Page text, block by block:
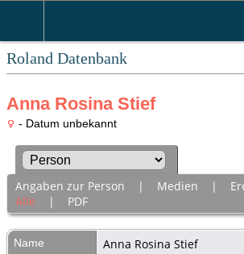
Roland Datenbank
Anna Rosina Stief
- Datum unbekannt
Angaben zur Person | Medien |
Alle | PDF
Name Anna Rosina Stief